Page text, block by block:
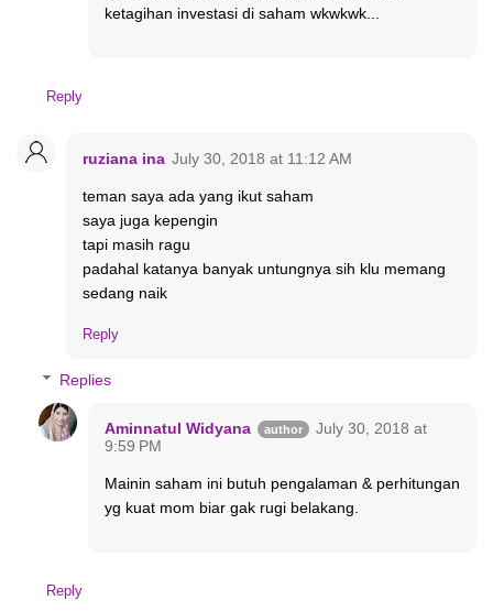
ketagihan investasi di saham wkwkwk...
Reply
ruziana ina July 30, 2018 at 11:12 AM
teman saya ada yang ikut saham
saya juga kepengin
tapi masih ragu
padahal katanya banyak untungnya sih klu memang
sedang naik
Reply
Replies
Aminnatul Widyana
July 30, 2018 at
9:59 PM
Mainin saham ini butuh pengalaman & perhitungan
yg kuat mom biar gak rugi belakang.
Reply